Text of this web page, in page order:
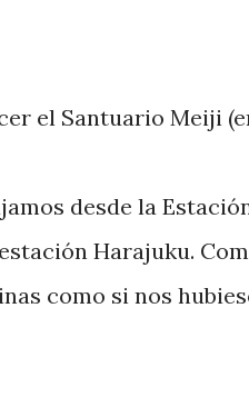
el Santuario Meiji
desde la
Harajuku.
como si nos